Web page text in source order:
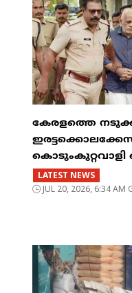
കേരളത്തെ
കൊടുംകുറ്റവാളി
LATEST NEWS
JUL 20, 2026, 6:34 AM